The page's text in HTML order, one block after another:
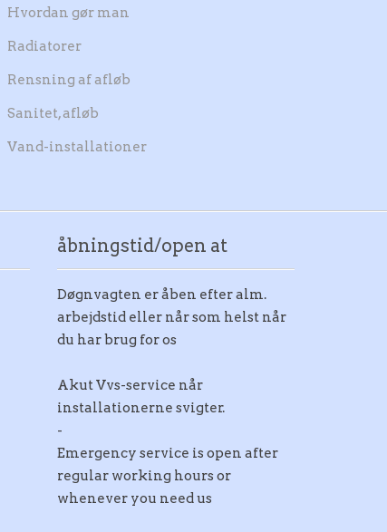
Hvordan gør man
Radiatorer
Rensning af afløb
Sanitet, afløb
Vand-installationer
åbningstid/open at
Døgnvagten er åben efter alm.
arbejdstid eller når som helst når
du har brug for os
Akut Vvs-service når
installationerne svigter.
-
Emergency service is open after
regular working hours or
whenever you need us